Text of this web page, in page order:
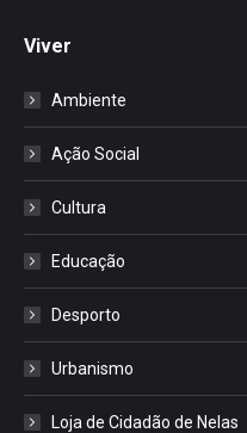
Viver
Ambiente
Ação Social
Cultura
Educação
Desporto
Urbanismo
Loja de Cidadão de Nelas